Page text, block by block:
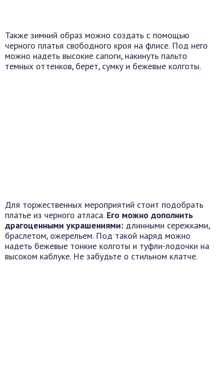
Также зимний образ можно создать с помощью
черного платья свободного кроя на флисе. Под него
можно надеть высокие сапоги, накинуть пальто
темных оттенков, берет, сумку и бежевые колготы.
Для торжественных мероприятий стоит подобрать
платье из черного атласа. Его можно дополнить
драгоценными украшениями: длинными сережками,
браслетом, ожерельем. Под такой наряд можно
надеть бежевые тонкие колготы и туфли-лодочки на
высоком каблуке. Не забудьте о стильном клатче.